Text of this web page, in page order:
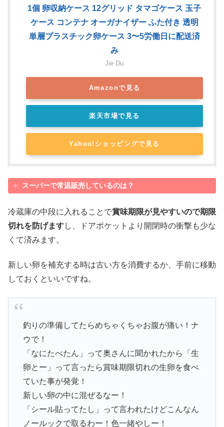
1個 卵収納ケース 12グリッド タマゴケース 玉子
ケース コンテナ オーガナイザー ふた付き 透明
単層プラスチック卵ケース 3〜5労働日に配送済
み
Jie Du
Amazonで見る
楽天市場で見る
Yahoo!ショッピングで見る
スーパーで常温販売しているのは？
冷蔵庫の中段に入れることで賞味期限が見やすいので期限
切れを防げますし、ドアポケットより開閉時の衝撃も少な
くて済みます。
新しい卵を補充する時は古い方を消費するか、手前に移動
しておくといいですね。
釣りの準備してたらめちゃくちゃお腹が痛い！ナ
ウで！
「なにたべたん」って奥さんに聞かれたから「生
卵とー」って言ったら賞味期限切れの生卵を食べ
ていた事が発覚！
新しい卵の中に混ぜるなー！
「シール貼ってたし」って言われたけどこんなん
ノールックで取るわー！色一緒やしー！